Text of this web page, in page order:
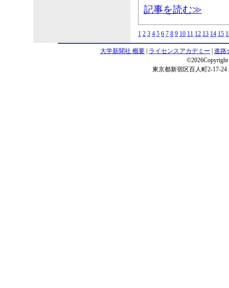
記事を読む≫
1 2 3 4 5 6 7 8 9 10 11 12 13 14 15
大学新聞社 概要 ライセンスアカデミー
進路
©2026Copyright
東京都新宿区百人町2-17-